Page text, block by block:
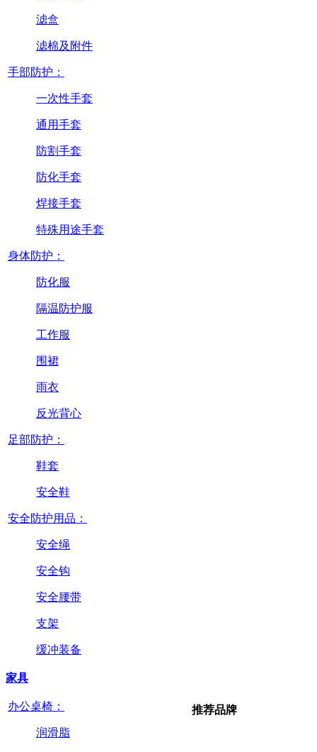
滤盒
滤棉及附件
手部防护：
一次性手套
通用手套
防割手套
防化手套
焊接手套
特殊用途手套
身体防护：
防化服
隔温防护服
工作服
围裙
雨衣
反光背心
足部防护：
鞋套
安全鞋
安全防护用品：
安全绳
安全钩
安全腰带
支架
缓冲装备
家具
办公桌椅：
润滑脂
推荐品牌